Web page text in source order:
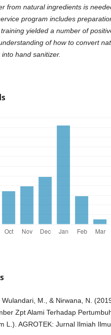
from natural ingredients is
program includes
yielded a number of
of how to convert
hand sanitizer.
Wulandari, M., & Nirwana, N.
Zpt Alami Terhadap
L.). AGROTEK: Jurnal Ilmiah